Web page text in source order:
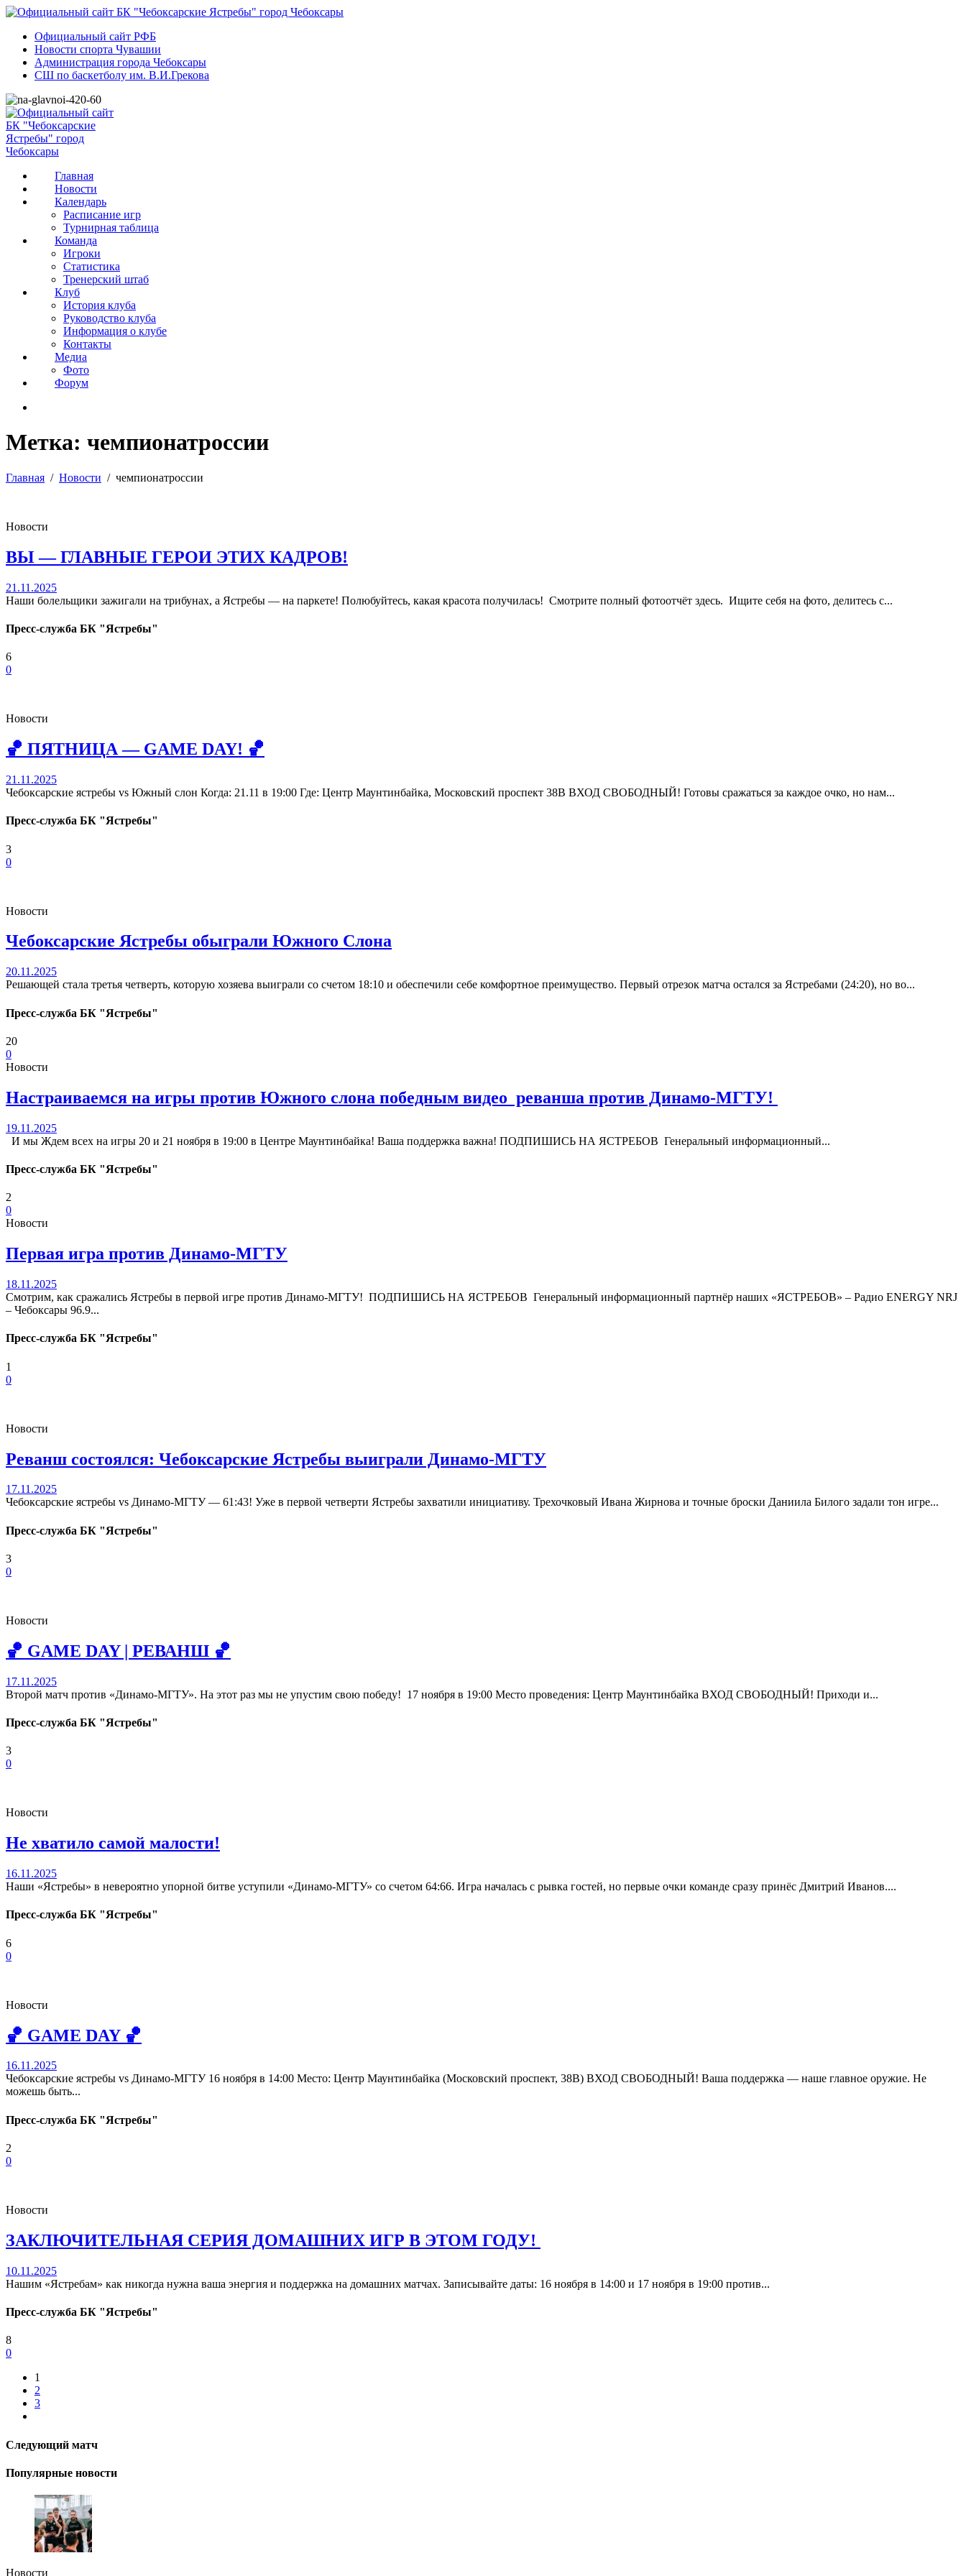
Официальный сайт РФБ
Новости спорта Чувашии
Администрация города Чебоксары
СШ по баскетболу им. В.И.Грекова
Главная
Новости
Календарь
Расписание игр
Турнирная таблица
Команда
Игроки
Статистика
Тренерский штаб
Клуб
История клуба
Руководство клуба
Информация о клубе
Контакты
Медиа
Фото
Форум
Метка: чемпионатроссии
Главная Новости чемпионатроссии
Новости
ВЫ — ГЛАВНЫЕ ГЕРОИ ЭТИХ КАДРОВ!
21.11.2025
Наши болельщики зажигали на трибунах, а Ястребы — на паркете! Полюбуйтесь, какая красота получилась! Смотрите полный фотоотчёт здесь. Ищите себя на фото, делитесь с...
Пресс-служба БК "Ястребы"
6
0
Новости
🏀 ПЯТНИЦА — GAME DAY! 🏀
21.11.2025
Чебоксарские ястребы vs Южный слон Когда: 21.11 в 19:00 Где: Центр Маунтинбайка, Московский проспект 38В ВХОД СВОБОДНЫЙ! Готовы сражаться за каждое очко, но нам...
Пресс-служба БК "Ястребы"
3
0
Новости
Чебоксарские Ястребы обыграли Южного Слона
20.11.2025
Решающей стала третья четверть, которую хозяева выиграли со счетом 18:10 и обеспечили себе комфортное преимущество. Первый отрезок матча остался за Ястребами (24:20), но во...
Пресс-служба БК "Ястребы"
20
0
Новости
Настраиваемся на игры против Южного слона победным видео реванша против Динамо-МГТУ!
19.11.2025
И мы Ждем всех на игры 20 и 21 ноября в 19:00 в Центре Маунтинбайка! Ваша поддержка важна! ПОДПИШИСЬ НА ЯСТРЕБОВ Генеральный информационный...
Пресс-служба БК "Ястребы"
2
0
Новости
Первая игра против Динамо-МГТУ
18.11.2025
Смотрим, как сражались Ястребы в первой игре против Динамо-МГТУ! ПОДПИШИСЬ НА ЯСТРЕБОВ Генеральный информационный партнёр наших «ЯСТРЕБОВ» – Радио ENERGY NRJ
– Чебоксары 96.9...
Пресс-служба БК "Ястребы"
1
0
Новости
Реванш состоялся: Чебоксарские Ястребы выиграли Динамо-МГТУ
17.11.2025
Чебоксарские ястребы vs Динамо-МГТУ — 61:43! Уже в первой четверти Ястребы захватили инициативу. Трехочковый Ивана Жирнова и точные броски Даниила Билого задали тон игре...
Пресс-служба БК "Ястребы"
3
0
Новости
🏀 GAME DAY | РЕВАНШ 🏀
17.11.2025
Второй матч против «Динамо-МГТУ». На этот раз мы не упустим свою победу! 17 ноября в 19:00 Место проведения: Центр Маунтинбайка ВХОД СВОБОДНЫЙ! Приходи и...
Пресс-служба БК "Ястребы"
3
0
Новости
Не хватило самой малости!
16.11.2025
Наши «Ястребы» в невероятно упорной битве уступили «Динамо-МГТУ» со счетом 64:66. Игра началась с рывка гостей, но первые очки команде сразу принёс Дмитрий Иванов....
Пресс-служба БК "Ястребы"
6
0
Новости
🏀 GAME DAY 🏀
16.11.2025
Чебоксарские ястребы vs Динамо-МГТУ 16 ноября в 14:00 Место: Центр Маунтинбайка (Московский проспект, 38В) ВХОД СВОБОДНЫЙ! Ваша поддержка — наше главное оружие. Не
можешь быть...
Пресс-служба БК "Ястребы"
2
0
Новости
ЗАКЛЮЧИТЕЛЬНАЯ СЕРИЯ ДОМАШНИХ ИГР В ЭТОМ ГОДУ!
10.11.2025
Нашим «Ястребам» как никогда нужна ваша энергия и поддержка на домашних матчах. Записывайте даты: 16 ноября в 14:00 и 17 ноября в 19:00 против...
Пресс-служба БК "Ястребы"
8
0
1
2
3
Следующий матч
Популярные новости
Новости